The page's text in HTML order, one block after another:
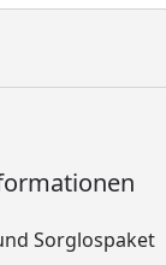
Sorglospaket